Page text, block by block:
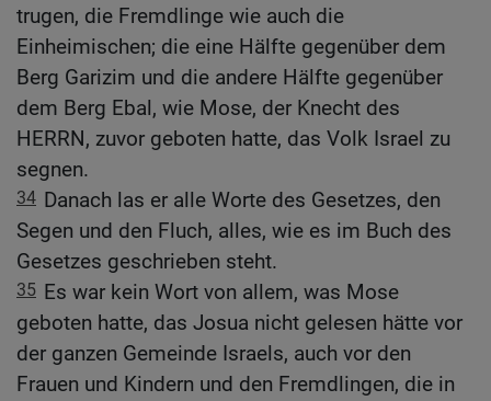
trugen, die Fremdlinge wie auch die
Einheimischen; die eine Hälfte gegenüber dem
Berg Garizim und die andere Hälfte gegenüber
dem Berg Ebal, wie Mose, der Knecht des
HERRN, zuvor geboten hatte, das Volk Israel zu
segnen.
34 Danach las er alle Worte des Gesetzes, den
Segen und den Fluch, alles, wie es im Buch des
Gesetzes geschrieben steht.
35 Es war kein Wort von allem, was Mose
geboten hatte, das Josua nicht gelesen hätte vor
der ganzen Gemeinde Israels, auch vor den
Frauen und Kindern und den Fremdlingen, die in